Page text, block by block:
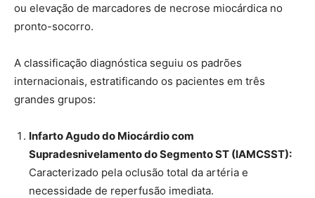
ou elevação de marcadores de necrose miocárdica no
pronto-socorro.
A classificação diagnóstica seguiu os padrões
internacionais, estratificando os pacientes em três
grandes grupos:
Infarto Agudo do Miocárdio com
Supradesnivelamento do Segmento ST (IAMCSST):
Caracterizado pela oclusão total da artéria e
necessidade de reperfusão imediata.